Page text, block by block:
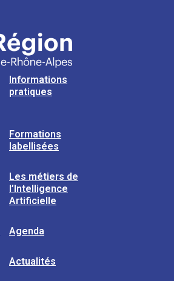
Informations
pratiques
Formations
labellisées
Les métiers de
l’Intelligence
Artificielle
Agenda
Actualités